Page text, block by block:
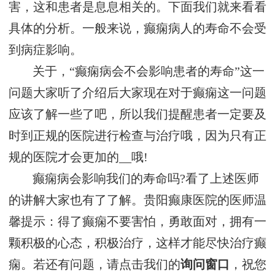
害，这和患者是息息相关的。下面我们就来看看
具体的分析。一般来说，癫痫病人的寿命不会受
到病症影响。
关于，“癫痫病会不会影响患者的寿命”这一
问题大家听了介绍后大家现在对于癫痫这一问题
应该了解一些了吧，所以我们提醒患者一定要及
时到正规的医院进行检查与治疗哦，因为只有正
规的医院才会更加的__哦!
癫痫病会影响我们的寿命吗?看了上述医师
的讲解大家也有了了解。贵阳癫康医院的医师温
馨提示：得了癫痫不要害怕，勇敢面对，拥有一
颗积极的心态，积极治疗，这样才能尽快治疗癫
痫。若还有问题，请点击我们的询问窗口
，祝您